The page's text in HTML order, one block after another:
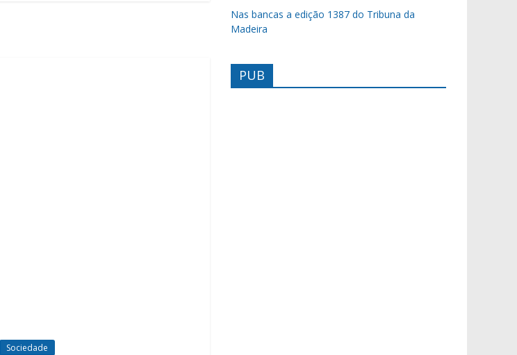
Sociedade
Nas bancas a edição 1387 do Tribuna da
Madeira
PUB